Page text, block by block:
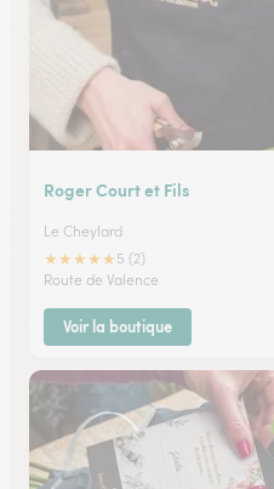
Roger Court et Fils
Le Cheylard
★★★★★ 5 (2)
Route de Valence
Voir la boutique